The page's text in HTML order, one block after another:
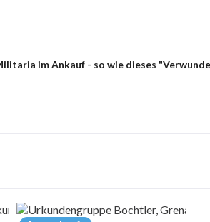
im Ankauf - so wie dieses